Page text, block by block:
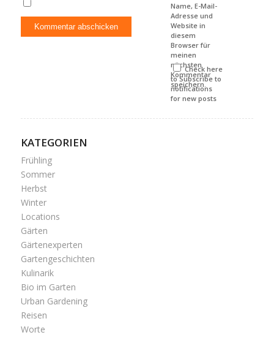
Name, E-Mail-
Adresse und
Website in
diesem
Browser für
meinen
nächsten
Kommentar
speichern.
Check here
to Subscribe to
notifications
for new posts
KATEGORIEN
Frühling
Sommer
Herbst
Winter
Locations
Gärten
Gärtenexperten
Gartengeschichten
Kulinarik
Bio im Garten
Urban Gardening
Reisen
Worte